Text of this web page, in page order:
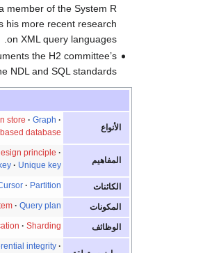
member of the System R
his more recent research
on XML query languages.
the H2 committee’s
NDL and SQL standards.
الأنواع
store
Graph
database
المفاهيم
principle
Unique key
الكائنات Partition
المكونات Query plan
الوظائف Sharding
integrity